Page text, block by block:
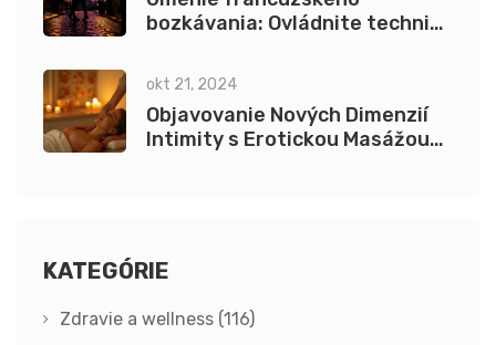
bozkávania: Ovládnite techniku
okt 21, 2024
Objavovanie Nových Dimenzií
Intimity s Erotickou Masážou
KATEGÓRIE
Zdravie a wellness (116)